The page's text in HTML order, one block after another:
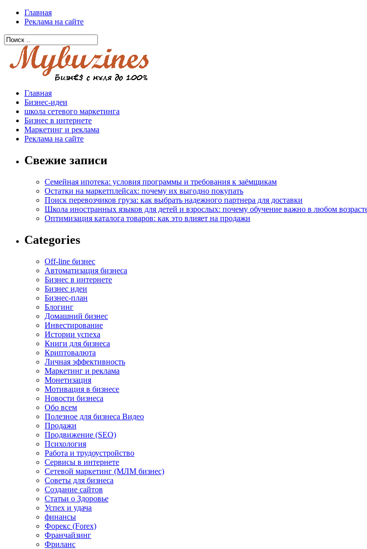
Главная
Реклама на сайте
Главная
Бизнес-идеи
школа сетевого маркетинга
Бизнес в интернете
Маркетинг и реклама
Реклама на сайте
Свежие записи
Семейная ипотека: условия программы и требования к заёмщикам
Остатки на маркетплейсах: почему их выгодно покупать
Поиск перевозчиков груза: как выбрать надежного партнера для доставки
Школа иностранных языков для детей и взрослых: почему обучение важно в любом
Оптимизация каталога товаров: как это влияет на продажи
Categories
Off-line бизнес
Автоматизация бизнеса
Бизнес в интернете
Бизнес идеи
Бизнес-план
Блогинг
Домашний бизнес
Инвестирование
Истории успеха
Книги для бизнеса
Криптовалюта
Личная эффективность
Маркетинг и реклама
Монетизация
Мотивация в бизнесе
Новости бизнеса
Обо всем
Полезное для бизнеса Видео
Продажи
Продвижение (SEO)
Психология
Работа и трудоустройство
Сервисы в интернете
Сетевой маркетинг (МЛМ бизнес)
Советы для бизнеса
Создание сайтов
Статьи о Здоровье
Успех и удача
финансы
Форекс (Forex)
Франчайзинг
Фриланс